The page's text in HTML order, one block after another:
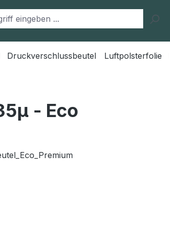
Druckverschlussbeutel Luftpolsterfolie
- Eco